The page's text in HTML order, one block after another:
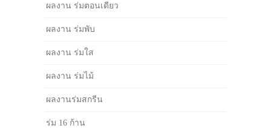
ผลงาน ร่มตอนเดียว
ผลงาน ร่มพับ
ผลงาน ร่มใส
ผลงาน ร่มไม้
ผลงานร่มสกรีน
ร่ม 16 ก้าน